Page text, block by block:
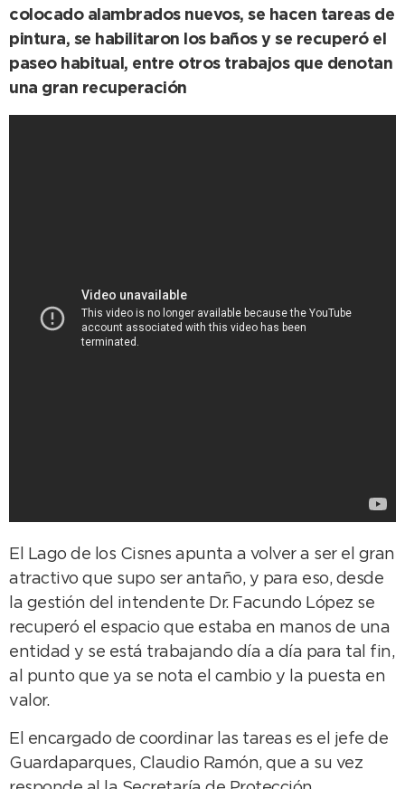
colocado alambrados nuevos, se hacen tareas de
pintura, se habilitaron los baños y se recuperó el
paseo habitual, entre otros trabajos que denotan
una gran recuperación
El Lago de los Cisnes apunta a volver a ser el gran
atractivo que supo ser antaño, y para eso, desde
la gestión del intendente Dr. Facundo López se
recuperó el espacio que estaba en manos de una
entidad y se está trabajando día a día para tal fin,
al punto que ya se nota el cambio y la puesta en
valor.
El encargado de coordinar las tareas es el jefe de
Guardaparques, Claudio Ramón, que a su vez